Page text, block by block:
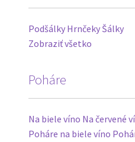
Podšálky Hrnčeky Šálky
Zobraziť všetko
Poháre
Na biele víno Na červené
Poháre na biele víno